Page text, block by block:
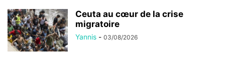
Ceuta au cœur de la crise
migratoire
Yannis - 03/08/2026